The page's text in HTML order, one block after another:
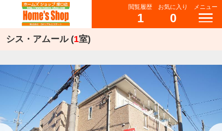
閲覧履歴
1
お気に入り
0
メニュー
シス・アムール (1室)